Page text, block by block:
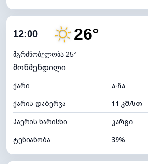
ღრუბლიანობა
ნამის წერტილი
ხილვადობა
განათების ინდექსი 7 (ნათელი)
ღრუბლის სიმაღლე 11200 მ
12:00 26°
მგრძნობელობა 25°
მოწმენდილი
ქარი
ა-ჩა
ქარის დაბერვა
11 კმ/სთ
ჰაერის ხარისხი
კარგი
ტენიანობა
39%